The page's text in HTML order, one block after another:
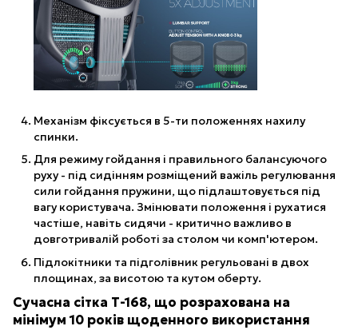
Механізм фіксується в 5-ти положеннях нахилу
спинки.
Для режиму гойдання і правильного балансуючого
руху - під сидінням розміщений важіль регулювання
сили гойдання пружини, що підлаштовується під
вагу користувача. Змінювати положення і рухатися
частіше, навіть сидячи - критично важливо в
довготривалій роботі за столом чи комп'ютером.
Підлокітники та підголівник регульовані в двох
площинах, за висотою та кутом оберту.
Сучасна сітка Т-168, що розрахована на
мінімум 10 років щоденного використання